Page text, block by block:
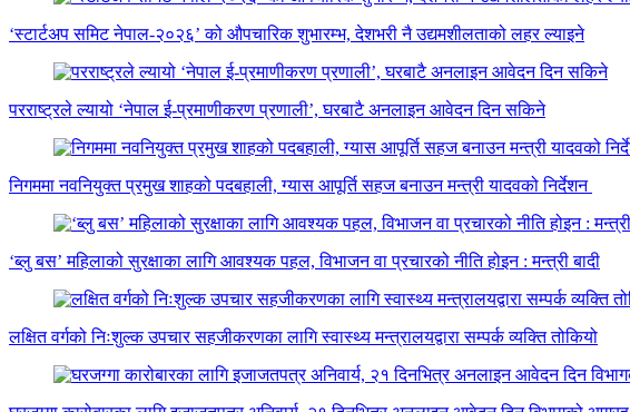
‘स्टार्टअप समिट नेपाल-२०२६’ को औपचारिक शुभारम्भ, देशभरी नै उद्यमशीलताको लहर ल्याइने
परराष्ट्रले ल्यायो ‘नेपाल ई-प्रमाणीकरण प्रणाली’, घरबाटै अनलाइन आवेदन दिन सकिने
निगममा नवनियुक्त प्रमुख शाहको पदबहाली, ग्यास आपूर्ति सहज बनाउन मन्त्री यादवको निर्देशन
‘ब्लु बस’ महिलाको सुरक्षाका लागि आवश्यक पहल, विभाजन वा प्रचारको नीति होइन : मन्त्री बादी
लक्षित वर्गको निःशुल्क उपचार सहजीकरणका लागि स्वास्थ्य मन्त्रालयद्वारा सम्पर्क व्यक्ति तोकियो